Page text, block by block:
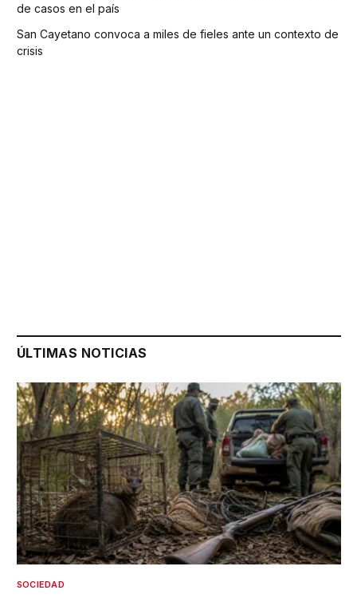
de casos en el país
San Cayetano convoca a miles de fieles ante un contexto de
crisis
ÚLTIMAS NOTICIAS
SOCIEDAD